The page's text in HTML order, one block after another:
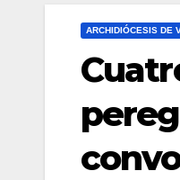
ARCHIDIÓCESIS DE